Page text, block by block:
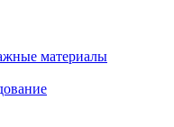
материалы